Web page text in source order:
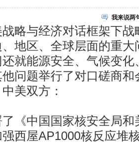
我来说两
略与经济对话框架下战
地区、全球层面的重大
就能源安全、气候变化
问题举行了对口磋商和
美双方：
中国国家核安全局和
西屋AP1000核反应堆